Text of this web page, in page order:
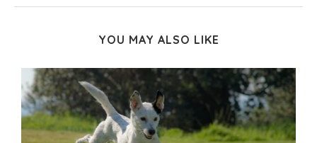
YOU MAY ALSO LIKE